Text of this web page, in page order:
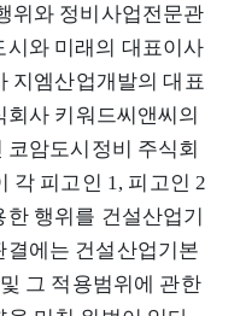
위와 정비사업전문관
와 미래의 대표이사
지엠산업개발의 대표
사 키워드씨앤씨의
암도시정비 주식회
각 피고인 1, 피고인 2
행위를 건설산업기
에는 건설산업기본
그 적용범위에 관한